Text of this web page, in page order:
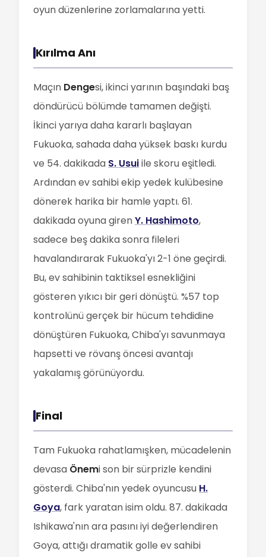
oyun düzenlerine zorlamalarına yetti.
Kırılma Anı
Maçın Dengesi, ikinci yarının başındaki baş
döndürücü bölümde tamamen değişti.
İkinci yarıya daha kararlı başlayan
Fukuoka, sahada daha yüksek baskı kurdu
ve 54. dakikada S. Usuiile skoru eşitledi.
Ardından ev sahibi ekip yedek kulübesine
dönerek harika bir hamle yaptı. 61.
dakikada oyuna girenY. Hashimoto,
sadece beş dakika sonra fileleri
havalandırarak Fukuoka'yı 2-1 öne geçirdi.
Bu, ev sahibinin taktiksel esnekliğini
gösteren yıkıcı bir geri dönüştü. %57 top
kontrolünü gerçek bir hücum tehdidine
dönüştüren Fukuoka, Chiba'yı savunmaya
hapsetti ve rövanş öncesi avantajı
yakalamış görünüyordu.
Final
Tam Fukuoka rahatlamışken, mücadelenin
devasa Önemi son bir sürprizle kendini
gösterdi. Chiba'nın yedek oyuncusu H.
Goya, fark yaratan isim oldu. 87. dakikada
Ishikawa'nın ara pasını iyi değerlendiren
Goya, attığı dramatik golle ev sahibi